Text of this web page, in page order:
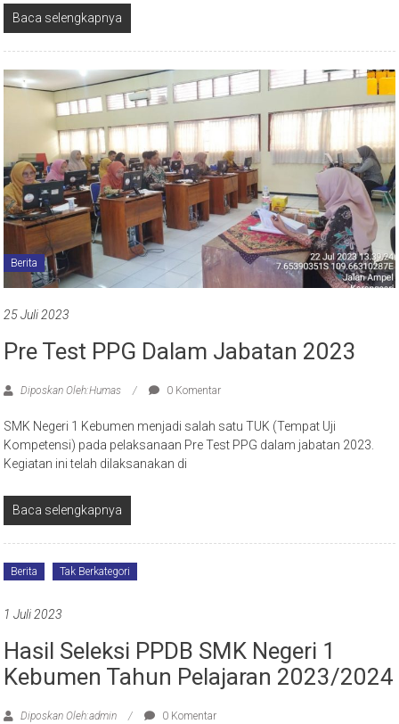
Baca selengkapnya
Berita
25 Juli 2023
Pre Test PPG Dalam Jabatan 2023
Diposkan Oleh:Humas 0 Komentar
SMK Negeri 1 Kebumen menjadi salah satu TUK (Tempat Uji
Kompetensi) pada pelaksanaan Pre Test PPG dalam jabatan 2023.
Kegiatan ini telah dilaksanakan di
Baca selengkapnya
Berita Tak Berkategori
1 Juli 2023
Hasil Seleksi PPDB SMK Negeri 1
Kebumen Tahun Pelajaran 2023/2024
Diposkan Oleh:admin 0 Komentar